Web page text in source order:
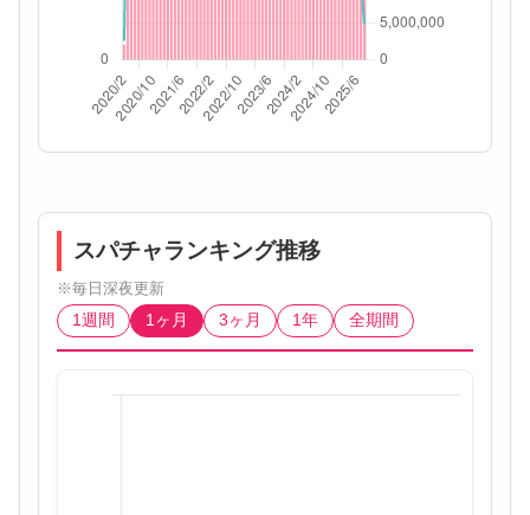
スパチャランキング推移
※毎日深夜更新
1週間
1ヶ月 3ヶ月 1年 全期間